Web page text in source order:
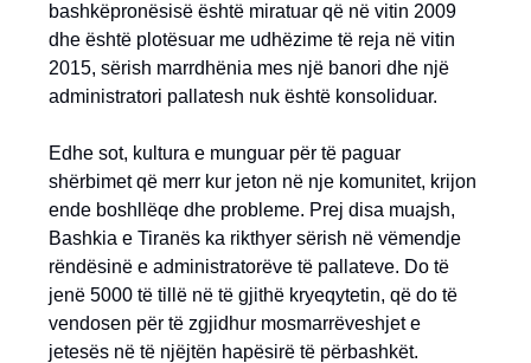
bashkëpronësisë është miratuar që në vitin 2009
dhe është plotësuar me udhëzime të reja në vitin
2015, sërish marrdhënia mes një banori dhe një
administratori pallatesh nuk është konsoliduar.
Edhe sot, kultura e munguar për të paguar
shërbimet që merr kur jeton në nje komunitet, krijon
ende boshllëqe dhe probleme. Prej disa muajsh,
Bashkia e Tiranës ka rikthyer sërish në vëmendje
rëndësinë e administratorëve të pallateve. Do të
jenë 5000 të tillë në të gjithë kryeqytetin, që do të
vendosen për të zgjidhur mosmarrëveshjet e
jetesës në të njëjtën hapësirë të përbashkët.